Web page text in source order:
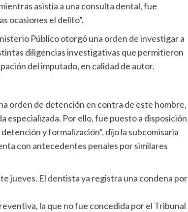
asistía a una consulta dental, fue
ocasiones el delito”.
Público otorgó una orden de investigar a
diligencias investigativas que permitieron
del imputado, en calidad de autor.
orden de detención en contra de este hombre,
especializada. Por ello, fue puesto a disposición
y formalización”, dijo la subcomisaria
con antecedentes penales por similares
jueves. El dentista ya registra una condena por
la que no fue concedida por el Tribunal